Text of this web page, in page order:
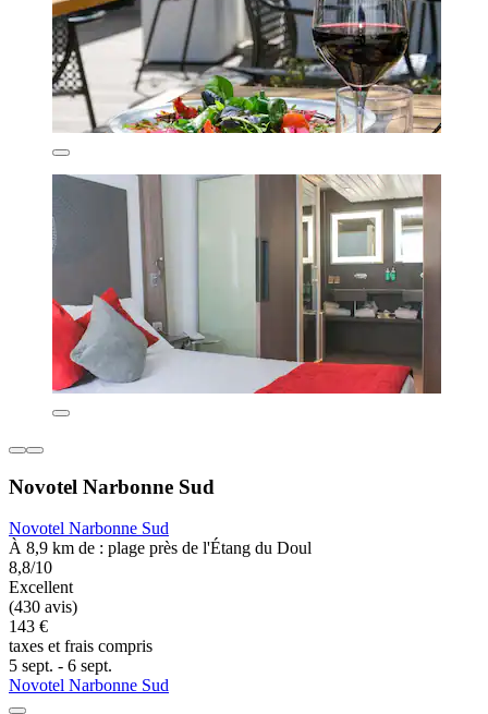
Novotel Narbonne Sud
Novotel Narbonne Sud
À 8,9 km de : plage près de l'Étang du Doul
8,8/10
Excellent
(430 avis)
143 €
taxes et frais compris
5 sept. - 6 sept.
Novotel Narbonne Sud